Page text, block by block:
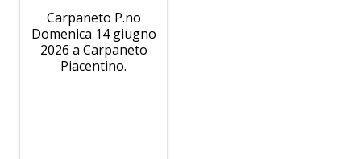
Carpaneto P.no
Domenica 14 giugno
2026 a Carpaneto
Piacentino.